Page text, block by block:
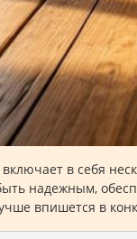
в себя
надежным,
впишется в